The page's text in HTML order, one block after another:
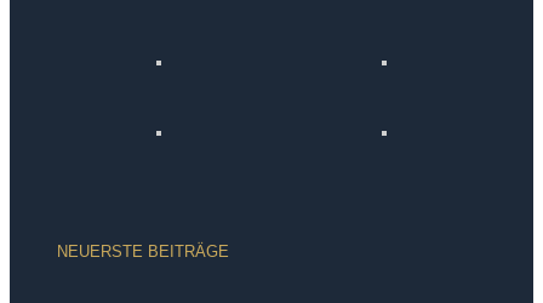
NEUERSTE BEITRÄGE